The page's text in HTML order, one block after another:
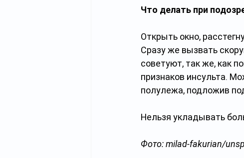
Что делать при
Открыть окно,
Сразу же вызвать
советуют, так же, как
признаков инсульта.
полулежа, подложив
Нельзя укладывать
Фото: milad-fakurian/